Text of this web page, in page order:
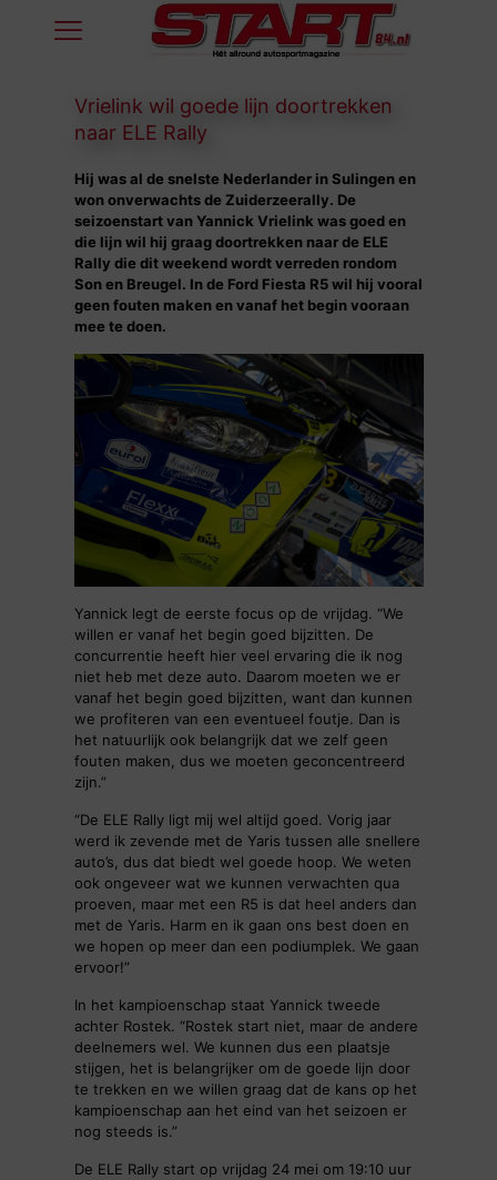
Vrielink wil goede lijn doortrekken
naar ELE Rally
Hij was al de snelste Nederlander in Sulingen en
won onverwachts de Zuiderzeerally. De
seizoenstart van Yannick Vrielink was goed en
die lijn wil hij graag doortrekken naar de ELE
Rally die dit weekend wordt verreden rondom
Son en Breugel. In de Ford Fiesta R5 wil hij vooral
geen fouten maken en vanaf het begin vooraan
mee te doen.
Yannick legt de eerste focus op de vrijdag. “We
willen er vanaf het begin goed bijzitten. De
concurrentie heeft hier veel ervaring die ik nog
niet heb met deze auto. Daarom moeten we er
vanaf het begin goed bijzitten, want dan kunnen
we profiteren van een eventueel foutje. Dan is
het natuurlijk ook belangrijk dat we zelf geen
fouten maken, dus we moeten geconcentreerd
zijn.”
“De ELE Rally ligt mij wel altijd goed. Vorig jaar
werd ik zevende met de Yaris tussen alle snellere
auto’s, dus dat biedt wel goede hoop. We weten
ook ongeveer wat we kunnen verwachten qua
proeven, maar met een R5 is dat heel anders dan
met de Yaris. Harm en ik gaan ons best doen en
we hopen op meer dan een podiumplek. We gaan
ervoor!”
In het kampioenschap staat Yannick tweede
achter Rostek. “Rostek start niet, maar de andere
deelnemers wel. We kunnen dus een plaatsje
stijgen, het is belangrijker om de goede lijn door
te trekken en we willen graag dat de kans op het
kampioenschap aan het eind van het seizoen er
nog steeds is.”
De ELE Rally start op vrijdag 24 mei om 19:10 uur